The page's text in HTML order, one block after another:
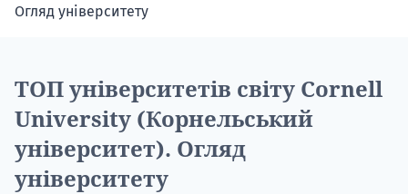
Огляд університету
ТОП університетів світу Cornell
University (Корнельський
університет). Огляд
університету